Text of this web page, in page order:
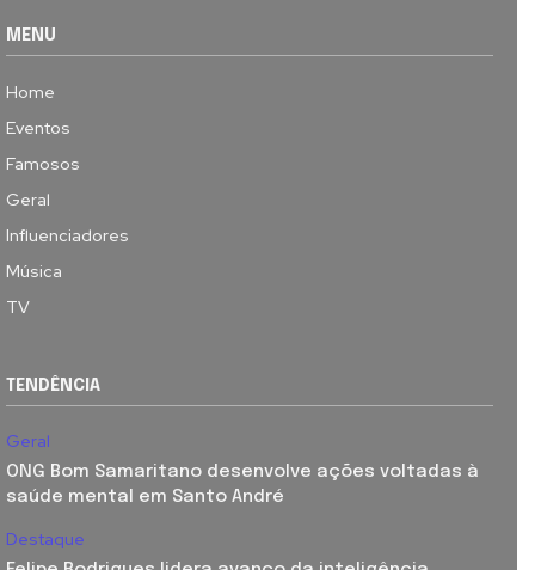
MENU
Home
Eventos
Famosos
Geral
Influenciadores
Música
TV
TENDÊNCIA
Geral
ONG Bom Samaritano desenvolve ações voltadas à
saúde mental em Santo André
Destaque